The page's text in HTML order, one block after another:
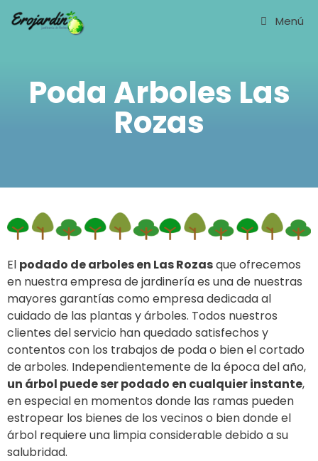
Menú
Poda Arboles Las
Rozas
El podado de arboles en Las Rozasque ofrecemos
en nuestra empresa de jardinería es una de nuestras
mayores garantías como empresa dedicada al
cuidado de las plantas y árboles. Todos nuestros
clientes del servicio han quedado satisfechos y
contentos con los trabajos de poda o bien el cortado
de arboles. Independientemente de la época del año,
un árbol puede ser podado en cualquier instante,
en especial en momentos donde las ramas pueden
estropear los bienes de los vecinos o bien donde el
árbol requiere una limpia considerable debido a su
salubridad.